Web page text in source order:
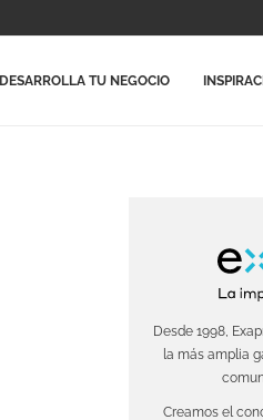
DESARROLLA TU NEGOCIO
Desde 1998,
la más amplia
Creamos el